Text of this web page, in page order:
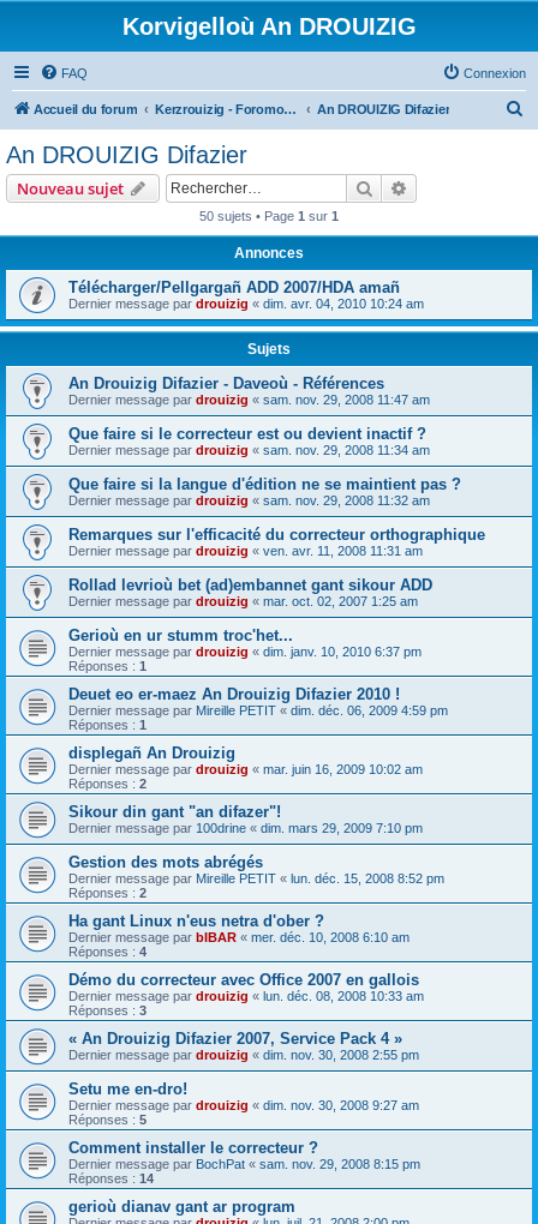
Korvigelloù An DROUIZIG
FAQ Connexion
Accueil du forum Kerzrouizig - Foromoù An Drouizig An DROUIZIG Difazier
e
r
An DROUIZIG Difazier
Nouveau sujet Rechercher
50 sujets • Page 1 sur 1
Annonces
Télécharger/Pellgargañ ADD 2007/HDA amañ
Dernier message par drouizig « dim. avr. 04, 2010 10:24 am
Sujets
An Drouizig Difazier - Daveoù - Références
Dernier message par drouizig « sam. nov. 29, 2008 11:47 am
Que faire si le correcteur est ou devient inactif ?
Dernier message par drouizig « sam. nov. 29, 2008 11:34 am
Que faire si la langue d'édition ne se maintient pas ?
Dernier message par drouizig « sam. nov. 29, 2008 11:32 am
Remarques sur l'efficacité du correcteur orthographique
Dernier message par drouizig « ven. avr. 11, 2008 11:31 am
Rollad levrioù bet (ad)embannet gant sikour ADD
Dernier message par drouizig « mar. oct. 02, 2007 1:25 am
Gerioù en ur stumm troc'het...
Dernier message par drouizig « dim. janv. 10, 2010 6:37 pm
Réponses : 1
Deuet eo er-maez An Drouizig Difazier 2010 !
Dernier message par Mireille PETIT « dim. déc. 06, 2009 4:59 pm
Réponses : 1
displegañ An Drouizig
Dernier message par drouizig « mar. juin 16, 2009 10:02 am
Réponses : 2
Sikour din gant "an difazer"!
Dernier message par 100drine « dim. mars 29, 2009 7:10 pm
Gestion des mots abrégés
Dernier message par Mireille PETIT « lun. déc. 15, 2008 8:52 pm
Réponses : 2
Ha gant Linux n'eus netra d'ober ?
Dernier message par bIBAR « mer. déc. 10, 2008 6:10 am
Réponses : 4
Démo du correcteur avec Office 2007 en gallois
Dernier message par drouizig « lun. déc. 08, 2008 10:33 am
Réponses : 3
« An Drouizig Difazier 2007, Service Pack 4 »
Dernier message par drouizig « dim. nov. 30, 2008 2:55 pm
Setu me en-dro!
Dernier message par drouizig « dim. nov. 30, 2008 9:27 am
Réponses : 5
Comment installer le correcteur ?
Dernier message par BochPat « sam. nov. 29, 2008 8:15 pm
Réponses : 14
gerioù dianav gant ar program